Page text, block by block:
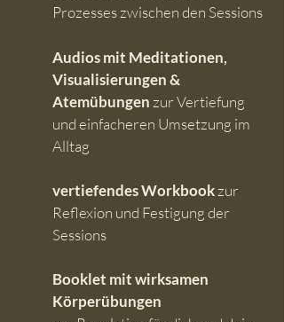
Prozesses zwischen den Sessions
Audiosmit Meditationen,
Visualisierungen&
Atemübungen zur Vertiefung
und einfacheren Umsetzung im
Alltag
vertiefendes Workbookzur
Reflexion und Festigung der
Sessions
Booklet mit wirksamen
Körperübungen